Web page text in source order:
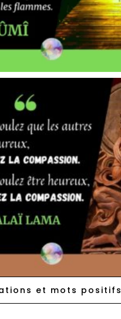
et mots positifs